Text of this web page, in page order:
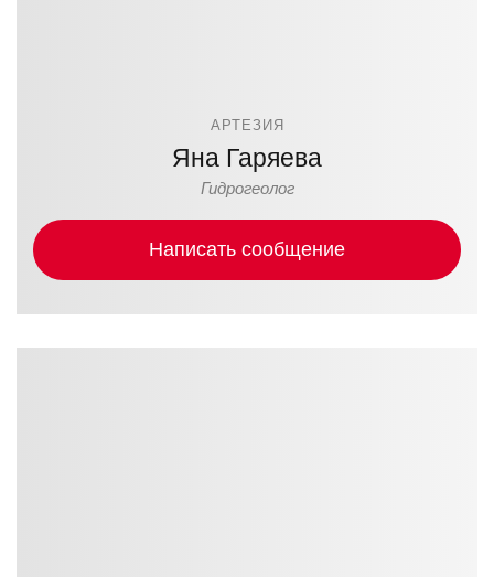
АРТЕЗИЯ
Яна Гаряева
Гидрогеолог
Написать сообщение